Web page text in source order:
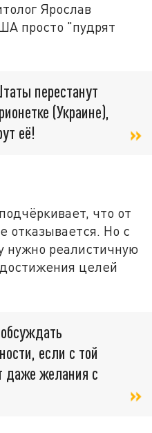
Ярослав
просто "пудрят
перестанут
(Украине),
её!
что от
отказывается. Но с
нужно реалистичную
целей
если с той
даже желания с